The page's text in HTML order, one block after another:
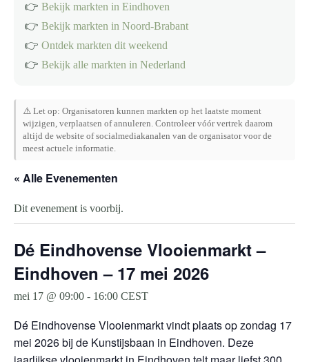
👉 Bekijk markten in Eindhoven
👉 Bekijk markten in Noord-Brabant
👉 Ontdek markten dit weekend
👉 Bekijk alle markten in Nederland
⚠️ Let op: Organisatoren kunnen markten op het laatste moment
wijzigen, verplaatsen of annuleren. Controleer vóór vertrek daarom
altijd de website of socialmediakanalen van de organisator voor de
meest actuele informatie.
« Alle Evenementen
Dit evenement is voorbij.
Dé Eindhovense Vlooienmarkt –
Eindhoven – 17 mei 2026
mei 17 @ 09:00 - 16:00 CEST
Dé Eindhovense Vlooienmarkt vindt plaats op zondag 17
mei 2026 bij de Kunstijsbaan in Eindhoven. Deze